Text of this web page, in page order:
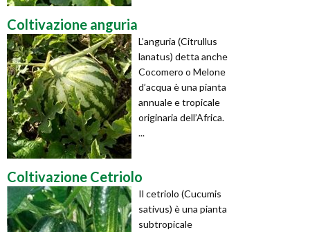
Coltivazione anguria
L’anguria (Citrullus
lanatus) detta anche
Cocomero o Melone
d’acqua è una pianta
annuale e tropicale
originaria dell’Africa.
...
Coltivazione Cetriolo
Il cetriolo (Cucumis
sativus) è una pianta
subtropicale